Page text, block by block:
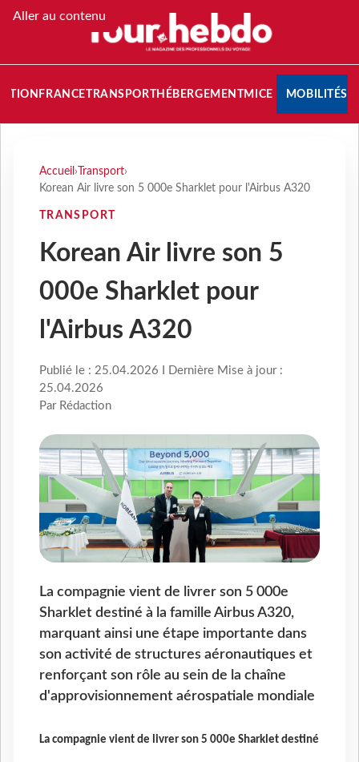
Aller au contenu
FRANCETRANSPORT HÉBERGEMENTMICE MOBILITÉS
Accueil › Transport›
Korean Air livre son 5 000e Sharklet pour l'Airbus A320
TRANSPORT
Korean Air livre son 5
000e Sharklet pour
l'Airbus A320
Publié le : 25.04.2026 I Dernière Mise à jour :
25.04.2026
Par Rédaction
La compagnie vient de livrer son 5 000e
Sharklet destiné à la famille Airbus A320,
marquant ainsi une étape importante dans
son activité de structures aéronautiques et
renforçant son rôle au sein de la chaîne
d'approvisionnement aérospatiale mondiale
La compagnie vient de livrer son 5 000e Sharklet destiné